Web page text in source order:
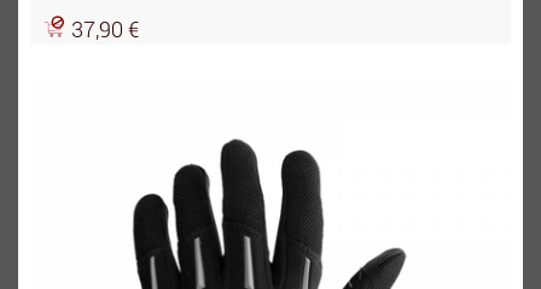
37,90 €